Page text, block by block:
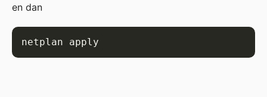
en dan